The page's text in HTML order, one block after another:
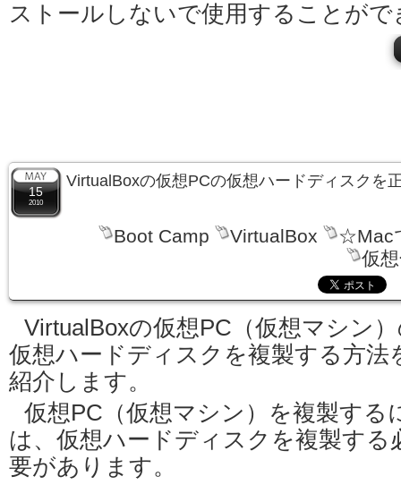
ストールしないで使用することがで
15
2010
VirtualBoxの仮想PCの仮想ハードディスクを
Boot Camp VirtualBox
☆Mac
仮
VirtualBoxの仮想PC（仮想マシン
仮想ハードディスクを複製する方法
紹介します。
仮想PC（仮想マシン）を複製する
は、仮想ハードディスクを複製する
要があります。